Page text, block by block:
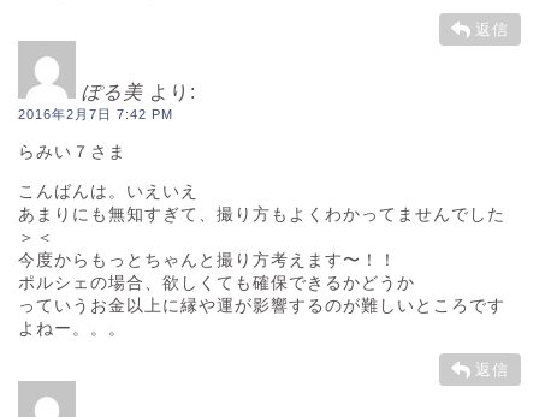
返信
ぽる美 より:
2016年2月7日 7:42 PM
らみい７さま
こんばんは。いえいえ
あまりにも無知すぎて、撮り方もよくわかってませんでした
＞＜
今度からもっとちゃんと撮り方考えます〜！！
ポルシェの場合、欲しくても確保できるかどうか
っていうお金以上に縁や運が影響するのが難しいところです
よねー。。。
返信